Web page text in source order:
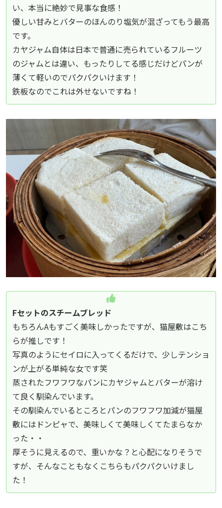
い、本当に絶妙で見事な食感！
優しい甘みとバターのほんのり塩気が混ざってもう最高
です。
カヤジャム自体は日本で普通に売られているフルーツ
のジャムとは違い、もったりしてる感じだけどパンが
薄くて軽いのでパクパクいけます！
鉄板なのでこれは外せないですね！
Fセットのスチームブレッド
もちろんAもすごく美味しかったですが、猫屋敷はこち
らが推しです！
写真のようにセイロに入ってくるだけで、少しテンショ
ンが上がる単純な女です笑
蒸されたフワフワなパンにカヤジャムとバターが溶け
て良く馴染んでいます。
その馴染んでいるところとパンのフワフワ加減が猫屋
敷にはドンピャで、美味しくて美味しくてたまらなか
った・・
厚そうに見えるので、重いかな？と心配になりそうで
すが、そんなこともなくこちらもパクパクいけまし
た！